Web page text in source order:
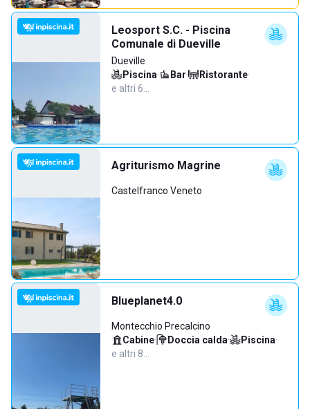
Leosport S.C. - Piscina
Comunale di Dueville
Dueville
Piscina· Bar· Ristorante·
e altri 6…
Agriturismo Magrine
Castelfranco Veneto
Blueplanet4.0
Montecchio Precalcino
Cabine· Doccia calda· Piscina·
e altri 8…